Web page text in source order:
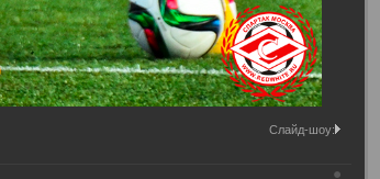
Слайд-шоу: